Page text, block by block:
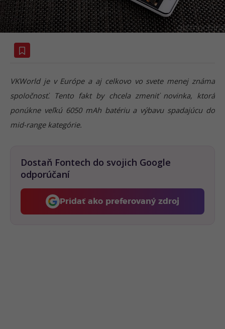
VKWorld je v Európe a aj celkovo vo svete menej známa
spoločnosť. Tento fakt by chcela zmeniť novinka, ktorá
ponúkne veľkú 6050 mAh batériu a výbavu spadajúcu do
mid-range kategórie.
Dostaň Fontech do svojich Google
odporúčaní
Pridať ako preferovaný zdroj
Fontech, odkaz sa otvorí v